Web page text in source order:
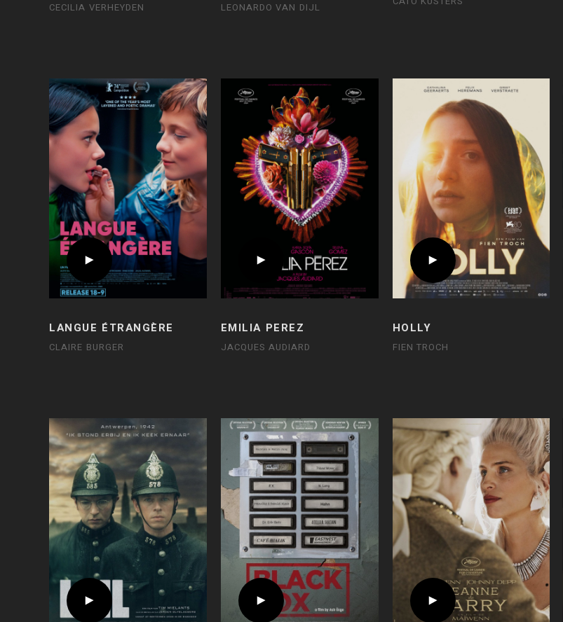
CECILIA VERHEYDEN LEONARDO VAN DIJL
LANGUE ÉTRANGÈRE
CLAIRE BURGER
EMILIA PEREZ
JACQUES AUDIARD
HOLLY
FIEN TROCH